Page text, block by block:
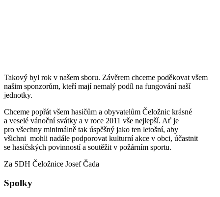
Takový byl rok v našem sboru. Závěrem chceme poděkovat všem
našim sponzorům, kteří mají nemalý podíl na fungování naší
jednotky.
Chceme popřát všem hasičům a obyvatelům Čeložnic krásné
a veselé vánoční svátky a v roce 2011 vše nejlepší. Ať je
pro všechny minimálně tak úspěšný jako ten letošní, aby
všichni mohli nadále podporovat kulturní akce v obci, účastnit
se hasičských povinností a soutěžit v požárním sportu.
Za SDH Čeložnice Josef Čada
Spolky